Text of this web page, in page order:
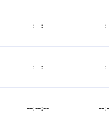
--:--:-- --
--:--:-- --
--:--:-- --